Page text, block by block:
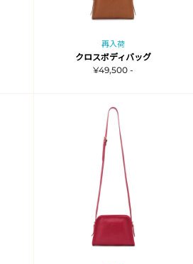
再入荷
クロスボディバッグ
¥49,500 -